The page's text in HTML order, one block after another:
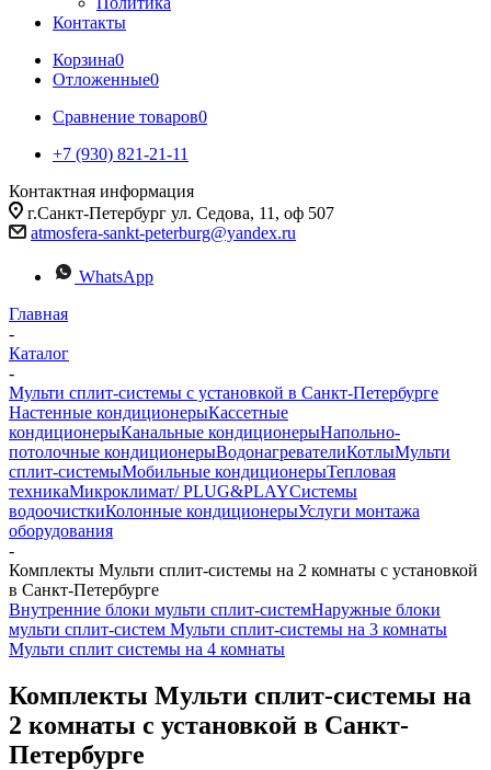
Контакты
Корзина0
Отложенные0
Сравнение товаров0
+7 (930) 821-21-11
Контактная информация
г.Санкт-Петербург ул. Седова, 11, оф 507
atmosfera-sankt-peterburg@yandex.ru
WhatsApp
Главная
-
Каталог
-
Мульти сплит-системы с установкой в Санкт-Петербурге
Настенные кондиционерыКассетные
кондиционерыКанальные кондиционерыНапольно-
потолочные кондиционерыВодонагревателиКотлыМульти
сплит-системыМобильные кондиционерыТепловая
техникаМикроклимат/ PLUG&PLAYСистемы
водоочисткиКолонные кондиционерыУслуги монтажа
оборудования
-
Комплекты Мульти сплит-системы на 2 комнаты с установкой
в Санкт-Петербурге
Внутренние блоки мульти сплит-системНаружные блоки
мульти сплит-систем Мульти сплит-системы на 3 комнаты
Мульти сплит системы на 4 комнаты
Комплекты Мульти сплит-системы на
2 комнаты с установкой в Санкт-
Петербурге